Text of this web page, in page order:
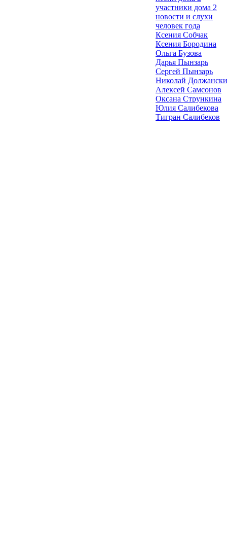
участники дома 2
новости и слухи
человек года
Ксения Собчак
Ксения Бородина
Ольга Бузова
Дарья Пынзарь
Сергей Пынзарь
Николай
Алексей Самсонов
Оксана Стрункина
Юлия Салибекова
Тигран Салибеков